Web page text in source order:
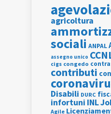
agricoltura
sociali ANPAL
assegno unico
cigs congedo
contributi
Disabili DURC
infortuni INL
Agile